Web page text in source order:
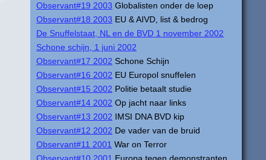
Observant#19 2003 Globalisten onder de loep
Observant#18 2003 EU & AIVD, list & bedrog
De Snuffelstaat, NL en de BVD 1 november 2002
Schone schijn, 1 juni 2002
Observant#17 2002 Schone Schijn
Observant#16 2002 EU Europol snuffelen
Observant#15 2002 Politie betaalt studie
Observant#14 2002 Op jacht naar links
Observant#13 2002 IMSI DNA BVD kip
Observant#12 2002 De vader van de bruid
Observant#11 2001 War on Terror